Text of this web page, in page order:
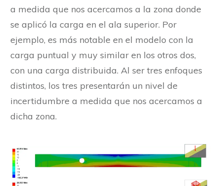
a medida que nos acercamos a la zona donde
se aplicó la carga en el ala superior. Por
ejemplo, es más notable en el modelo con la
carga puntual y muy similar en los otros dos,
con una carga distribuida. Al ser tres enfoques
distintos, los tres presentarán un nivel de
incertidumbre a medida que nos acercamos a
dicha zona.